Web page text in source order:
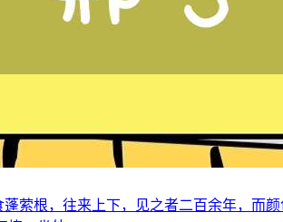
萦根，往来上下，见之者二百余年，而